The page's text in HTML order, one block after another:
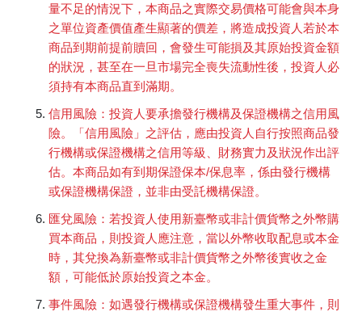
量不足的情況下，本商品之實際交易價格可能會與本身
之單位資產價值產生顯著的價差，將造成投資人若於本
商品到期前提前贖回，會發生可能損及其原始投資金額
的狀況，甚至在一旦市場完全喪失流動性後，投資人必
須持有本商品直到滿期。
信用風險：投資人要承擔發行機構及保證機構之信用風
險。「信用風險」之評估，應由投資人自行按照商品發
行機構或保證機構之信用等級、財務實力及狀況作出評
估。本商品如有到期保證保本/保息率，係由發行機構
或保證機構保證，並非由受託機構保證。
匯兌風險：若投資人使用新臺幣或非計價貨幣之外幣購
買本商品，則投資人應注意，當以外幣收取配息或本金
時，其兌換為新臺幣或非計價貨幣之外幣後實收之金
額，可能低於原始投資之本金。
事件風險：如遇發行機構或保證機構發生重大事件，則